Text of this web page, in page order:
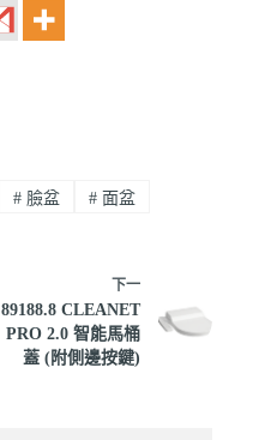
# 臉盆 # 面盆
下一
89188.8 CLEANET
PRO 2.0 智能馬桶
蓋 (附側邊按鍵)